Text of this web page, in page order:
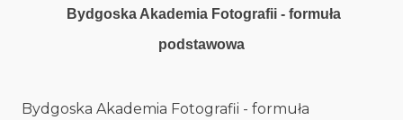
Bydgoska Akademia Fotografii - formuła
podstawowa
Bydgoska Akademia Fotografii - formuła